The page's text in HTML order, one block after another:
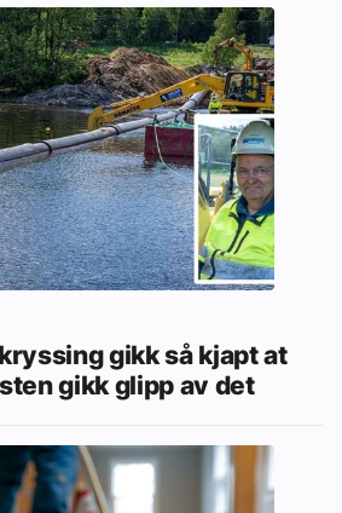
gikk så kjapt at
gikk glipp av det